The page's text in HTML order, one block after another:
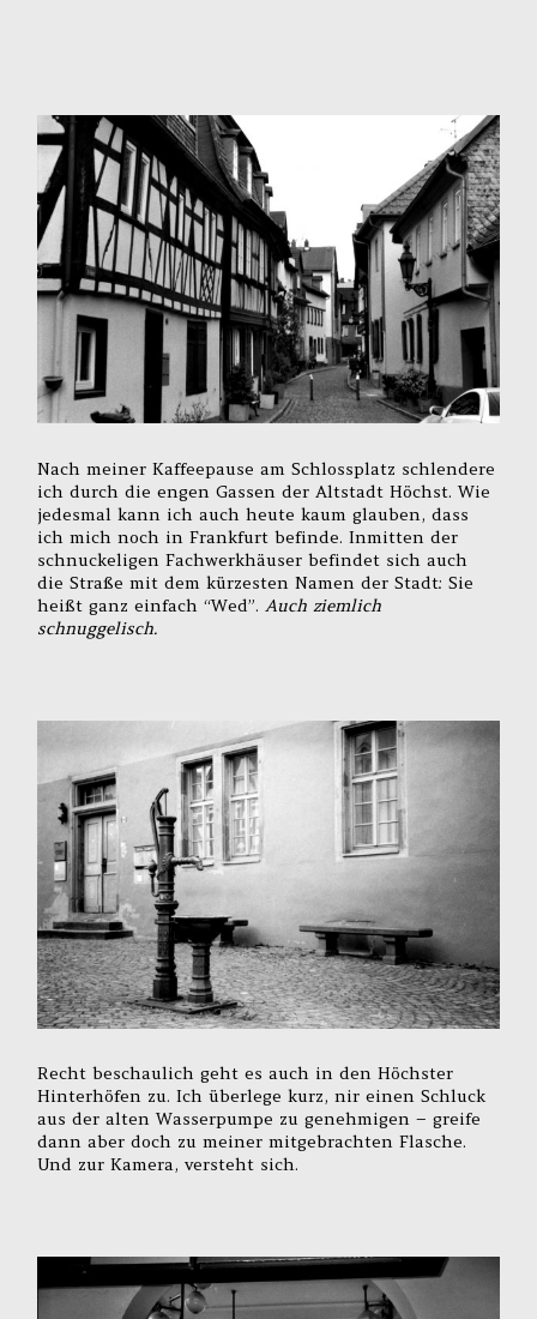
Nach meiner Kaffeepause am Schlossplatz schlendere
ich durch die engen Gassen der Altstadt Höchst. Wie
jedesmal kann ich auch heute kaum glauben, dass
ich mich noch in Frankfurt befinde. Inmitten der
schnuckeligen Fachwerkhäuser befindet sich auch
die Straße mit dem kürzesten Namen der Stadt: Sie
heißt ganz einfach “Wed”.Auch ziemlich
schnuggelisch.
Recht beschaulich geht es auch in den Höchster
Hinterhöfen zu. Ich überlege kurz, nir einen Schluck
aus der alten Wasserpumpe zu genehmigen – greife
dann aber doch zu meiner mitgebrachten Flasche.
Und zur Kamera, versteht sich.